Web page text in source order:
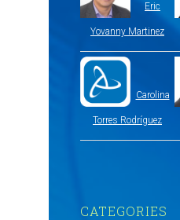
Eric
Yovanny Martinez
Carolina
Torres Rodríguez
CATEGORIES